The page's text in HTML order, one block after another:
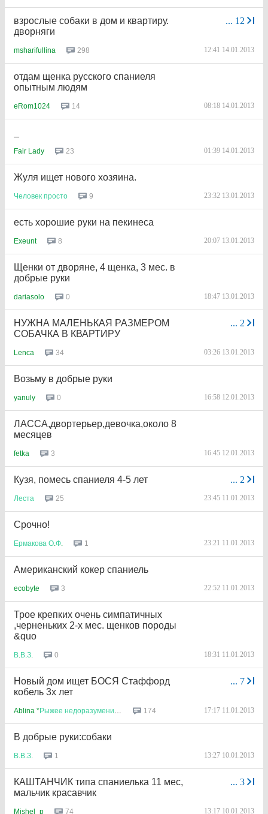
... 12
взрослые собаки в дом и квартиру.
дворняги
msharifullina 298 12:41 14.01.2013
отдам щенка русского спаниеля
опытным людям
eRom1024 14 08:18 14.01.2013
Fair Lady 23 01:39 14.01.2013
Жуля ищет нового хозяина.
Человек просто 9 23:32 13.01.2013
есть хорошие руки на пекинеса
Exeunt 8 20:07 13.01.2013
Щенки от дворяне, 4 щенка, 3 мес. в
добрые руки
dariasolo 0 18:47 13.01.2013
... 2
НУЖНА МАЛЕНЬКАЯ РАЗМЕРОМ
СОБАЧКА В КВАРТИРУ
Lenca 34 03:26 13.01.2013
Возьму в добрые руки
yanuly 0 16:58 12.01.2013
ЛАССА,двортерьер,девочка,около 8
месяцев
fetka 3 16:45 12.01.2013
... 2
Кузя, помесь спаниеля 4-5 лет
Леста 25 23:45 11.01.2013
Срочно!
Ермакова О.Ф. 1 23:21 11.01.2013
Американский кокер спаниель
ecobyte 3 22:52 11.01.2013
Трое крепких очень симпатичных
,черненьких 2-х мес. щенков породы
&quo
В.В.З. 0 18:31 11.01.2013
... 7
Новый дом ищет БОСЯ Стаффорд
кобель 3х лет
Ablina *Рыжее недоразумение ** 174 17:17 11.01.2013
В добрые руки:собаки
В.В.З. 1 13:27 10.01.2013
... 3
КАШТАНЧИК типа спаниелька 11 мес,
мальчик красавчик
Mishel_p 74 13:17 10.01.2013